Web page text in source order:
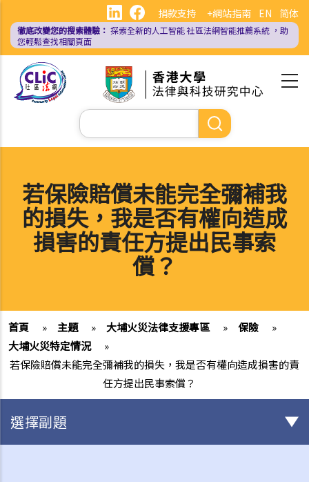
內
EN 简体
捐款支持 +網站指南
徹底改變您的搜索體驗： 探索全新的人工智能社區法網智能推薦系統 ，助
您輕鬆查找相關頁面
Search
若保險賠償未能完全彌補我
的損失，我是否有權向造成
損害的責任方提出民事索
償？
首頁 » 主題 » 大埔火災法律支援專區 » 保險
»
大埔火災特定情況
»
若保險賠償未能完全彌補我的損失，我是否有權向造成損害的責
任方提出民事索償？
選擇副題